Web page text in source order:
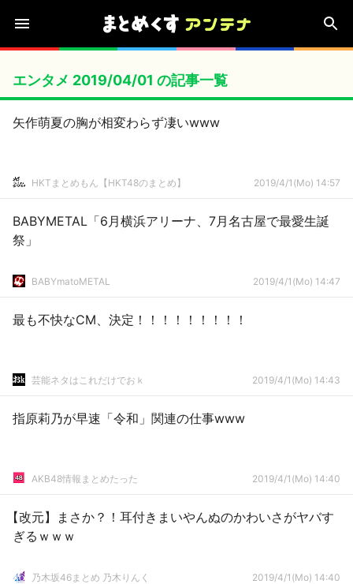
エンタメ 2019/04/01 の記事一覧
矢作萌夏の胸が相変わらず凄いwww
HKTまとめもん【HKT48のまとめ】 2019/4/1(Mo) 14:57
BABYMETAL「6月横浜アリーナ、7月名古屋で最愛生誕
祭」
BABYmatoMETAL 2019/4/1(Mo) 14:47
最も不快なCM、決定！！！！！！！！！
芸能ネタはこれだけでおｋ 2019/4/1(Mo) 14:43
指原莉乃が早速「令和」関連の仕事www
AKB48情報まとめたった 2019/4/1(Mo) 14:40
【改元】まさか？！耳付きまいやんぬのかわいさがヤバす
ぎるｗｗｗ
乃木坂46まとめ 乃木りんく 2019/4/1(Mo) 14:40